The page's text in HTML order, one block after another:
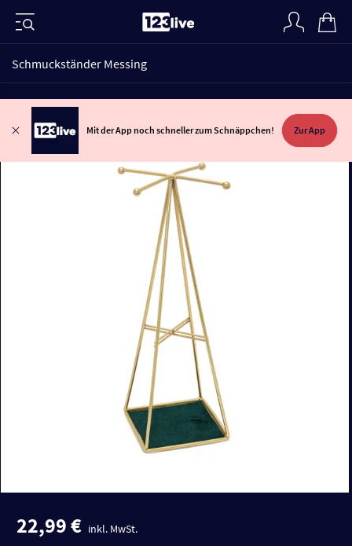
Schmuckständer Messing
Mit der App noch schneller zum Schnäppchen! Zur App
22,99 € inkl. MwSt.